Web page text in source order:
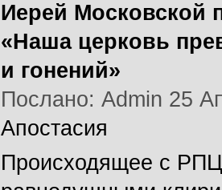
Иерей Московской
«Наша церковь
и гонений»
Послано: Admin 25
Апостасия
Происходящее с